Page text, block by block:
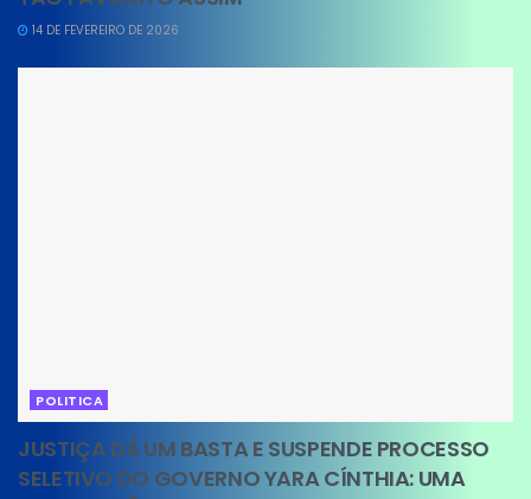
14 DE FEVEREIRO DE 2026
POLITICA
JUSTIÇA DÁ UM BASTA E SUSPENDE PROCESSO
SELETIVO DO GOVERNO YARA CÍNTHIA: UMA